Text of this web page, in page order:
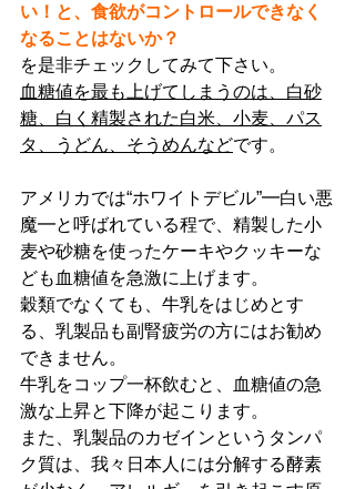
い！と、食欲がコントロールできなく
なることはないか？
を是非チェックしてみて下さい。
血糖値を最も上げてしまうのは、白砂
糖、白く精製された白米、小麦、パス
タ、うどん、そうめんなどです。
アメリカでは“ホワイトデビル”━白い悪
魔━と呼ばれている程で、精製した小
麦や砂糖を使ったケーキやクッキーな
ども血糖値を急激に上げます。
穀類でなくても、牛乳をはじめとす
る、乳製品も副腎疲労の方にはお勧め
できません。
牛乳をコップ一杯飲むと、血糖値の急
激な上昇と下降が起こります。
また、乳製品のカゼインというタンパ
ク質は、我々日本人には分解する酵素